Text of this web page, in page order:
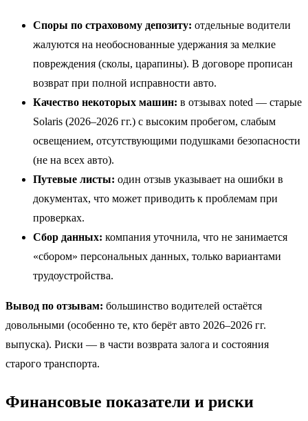
Споры по страховому депозиту: отдельные водители
жалуются на необоснованные удержания за мелкие
повреждения (сколы, царапины). В договоре прописан
возврат при полной исправности авто.
Качество некоторых машин: в отзывах noted — старые
Solaris (2026–2026 гг.) с высоким пробегом, слабым
освещением, отсутствующими подушками безопасности
(не на всех авто).
Путевые листы: один отзыв указывает на ошибки в
документах, что может приводить к проблемам при
проверках.
Сбор данных: компания уточнила, что не занимается
«сбором» персональных данных, только вариантами
трудоустройства.
Вывод по отзывам: большинство водителей остаётся
довольными (особенно те, кто берёт авто 2026–2026 гг.
выпуска). Риски — в части возврата залога и состояния
старого транспорта.
Финансовые показатели и риски